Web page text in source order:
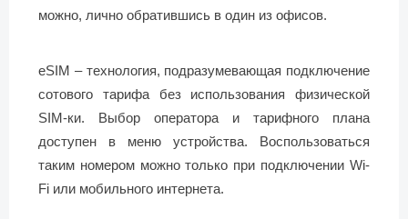
можно, лично обратившись в один из офисов.
eSIM – технология, подразумевающая подключение
сотового тарифа без использования физической
SIM-ки. Выбор оператора и тарифного плана
доступен в меню устройства. Воспользоваться
таким номером можно только при подключении Wi-
Fi или мобильного интернета.